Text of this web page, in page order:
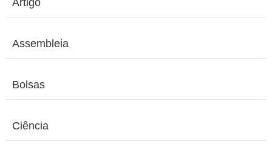
Artigo
Assembleia
Bolsas
Ciência